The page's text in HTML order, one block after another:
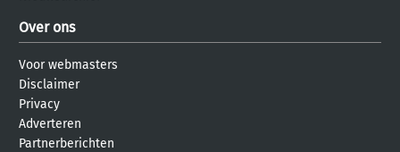
Over ons
Voor webmasters
Disclaimer
Privacy
Adverteren
Partnerberichten